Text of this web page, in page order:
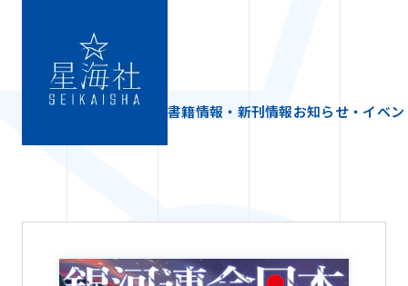
書籍情報・新刊情報お知らせ・イベン